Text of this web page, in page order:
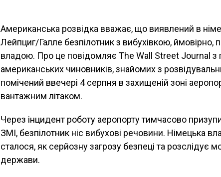
Американська розвідка вважає, що виявлений в
Лейпциг/Галле безпілотник з вибухівкою, ймовірно,
владою. Про це повідомляє The Wall Street Journal з
американських чиновників, знайомих з
помічений ввечері 4 серпня в захищеній зоні
вантажним літаком.
Через інцидент роботу аеропорту тимчасово
ЗМІ, безпілотник ніс вибухові речовини. Німецька
сталося, як серйозну загрозу безпеці та розслідує
держави.